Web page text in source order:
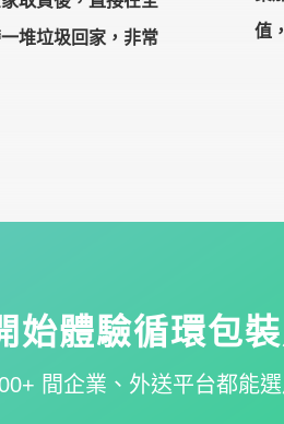
堆垃圾回家，非常
值
始體驗循環包
間企業、外送平台都能